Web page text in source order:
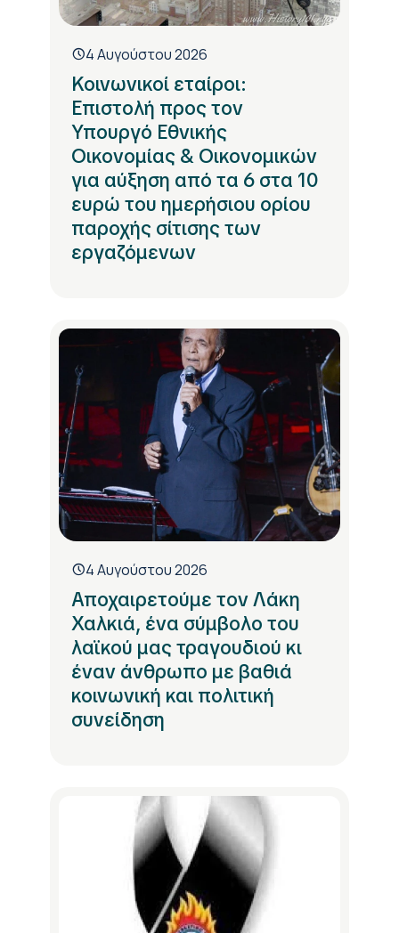
4 Αυγούστου 2026
Κοινωνικοί εταίροι:
Επιστολή προς τον
Υπουργό Εθνικής
Οικονομίας & Οικονομικών
για αύξηση από τα 6 στα 10
ευρώ του ημερήσιου ορίου
παροχής σίτισης των
εργαζόμενων
4 Αυγούστου 2026
Αποχαιρετούμε τον Λάκη
Χαλκιά, ένα σύμβολο του
λαϊκού μας τραγουδιού κι
έναν άνθρωπο με βαθιά
κοινωνική και πολιτική
συνείδηση